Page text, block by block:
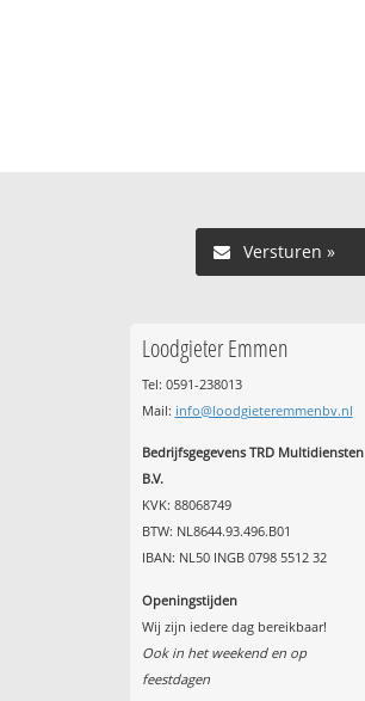
Versturen »
Loodgieter Emmen
Tel: 0591-238013
Mail: info@loodgieteremmenbv.nl
Bedrijfsgegevens TRD Multidiensten
B.V.
KVK: 88068749
BTW: NL8644.93.496.B01
IBAN: NL50 INGB 0798 5512 32
Openingstijden
Wij zijn iedere dag bereikbaar!
Ook in het weekend en op
feestdagen